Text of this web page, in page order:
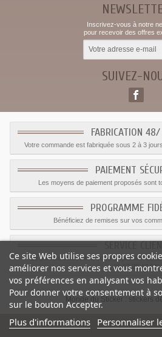
Inscrivez-vous à notre
pour recevoir des offres
SUIVEZ-
FABRICATION
Votre commande est fabriquée sous 2 à 3
PAIEMENT
Les moyens de paiement proposés sont
PROGRAMME
Bénéficiez de remises sur vos
Le service client est a votre disposition du
09.82.28.47.69.
Monde du Sticker :
stickers
Ce site Web utilise ses propres
améliorer nos services et vous
vos préférences en analysant vos
Pour donner votre consentement à
sur le bouton Accepter.
Plus d'informations Personnaliser